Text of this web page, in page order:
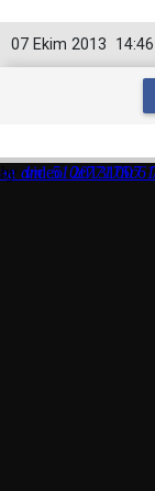
14:46
07 Ekim 2013